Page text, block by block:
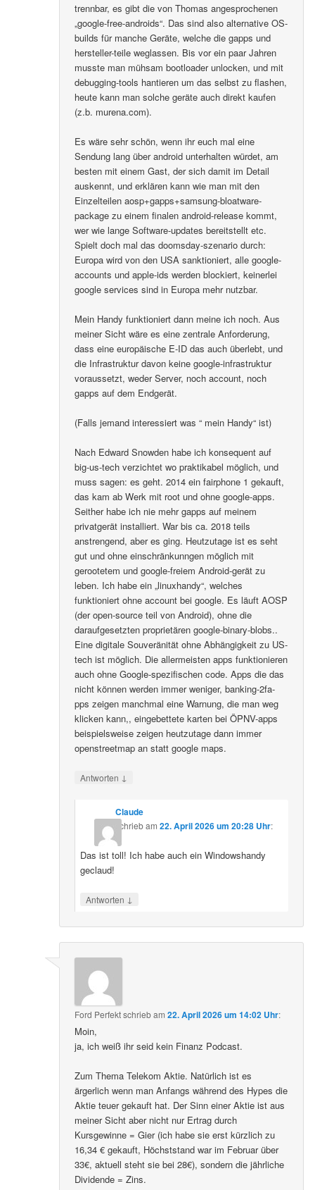
trennbar, es gibt die von Thomas angesprochenen
„google-free-androids“. Das sind also alternative OS-
builds für manche Geräte, welche die gapps und
hersteller-teile weglassen. Bis vor ein paar Jahren
musste man mühsam bootloader unlocken, und mit
debugging-tools hantieren um das selbst zu flashen,
heute kann man solche geräte auch direkt kaufen
(z.b. murena.com).
Es wäre sehr schön, wenn ihr euch mal eine
Sendung lang über android unterhalten würdet, am
besten mit einem Gast, der sich damit im Detail
auskennt, und erklären kann wie man mit den
Einzelteilen aosp+gapps+samsung-bloatware-
package zu einem finalen android-release kommt,
wer wie lange Software-updates bereitstellt etc.
Spielt doch mal das doomsday-szenario durch:
Europa wird von den USA sanktioniert, alle google-
accounts und apple-ids werden blockiert, keinerlei
google services sind in Europa mehr nutzbar.
Mein Handy funktioniert dann meine ich noch. Aus
meiner Sicht wäre es eine zentrale Anforderung,
dass eine europäische E-ID das auch überlebt, und
die Infrastruktur davon keine google-infrastruktur
voraussetzt, weder Server, noch account, noch
gapps auf dem Endgerät.
(Falls jemand interessiert was “ mein Handy“ ist)
Nach Edward Snowden habe ich konsequent auf
big-us-tech verzichtet wo praktikabel möglich, und
muss sagen: es geht. 2014 ein fairphone 1 gekauft,
das kam ab Werk mit root und ohne google-apps.
Seither habe ich nie mehr gapps auf meinem
privatgerät installiert. War bis ca. 2018 teils
anstrengend, aber es ging. Heutzutage ist es seht
gut und ohne einschränkunngen möglich mit
gerootetem und google-freiem Android-gerät zu
leben. Ich habe ein „linuxhandy“, welches
funktioniert ohne account bei google. Es läuft AOSP
(der open-source teil von Android), ohne die
daraufgesetzten proprietären google-binary-blobs..
Eine digitale Souveränität ohne Abhängigkeit zu US-
tech ist möglich. Die allermeisten apps funktionieren
auch ohne Google-spezifischen code. Apps die das
nicht können werden immer weniger, banking-2fa-
pps zeigen manchmal eine Warnung, die man weg
klicken kann,, eingebettete karten bei ÖPNV-apps
beispielsweise zeigen heutzutage dann immer
openstreetmap an statt google maps.
Antworten ↓
Claude
schriebam 22. April 2026 um 20:28 Uhr:
Das ist toll! Ich habe auch ein Windowshandy
geclaud!
Antworten ↓
Ford Perfektschriebam22. April 2026 um 14:02 Uhr:
Moin,
ja, ich weiß ihr seid kein Finanz Podcast.
Zum Thema Telekom Aktie. Natürlich ist es
ärgerlich wenn man Anfangs während des Hypes die
Aktie teuer gekauft hat. Der Sinn einer Aktie ist aus
meiner Sicht aber nicht nur Ertrag durch
Kursgewinne = Gier (ich habe sie erst kürzlich zu
16,34 € gekauft, Höchststand war im Februar über
33€, aktuell steht sie bei 28€), sondern die jährliche
Dividende = Zins.